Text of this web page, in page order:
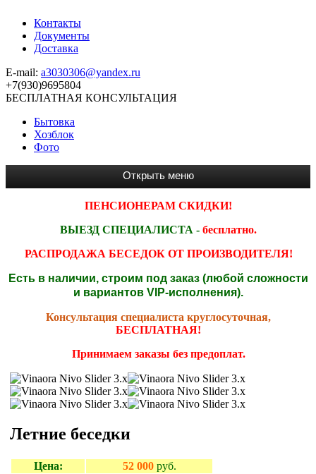
Контакты
Документы
Доставка
E-mail: a3030306@yandex.ru
+7(930)9695804
БЕСПЛАТНАЯ КОНСУЛЬТАЦИЯ
Бытовка
Хозблок
Фото
ПЕНСИОНЕРАМ СКИДКИ!
ВЫЕЗД СПЕЦИАЛИСТА - бесплатно.
РАСПРОДАЖА БЕСЕДОК ОТ ПРОИЗВОДИТЕЛЯ!
Есть в наличии, строим под заказ (любой сложности
и вариантов VIP-исполнения).
Консультация специалиста круглосуточная,
БЕСПЛАТНАЯ!
Принимаем заказы без предоплат.
Летние беседки
Цена: 52 000 руб.